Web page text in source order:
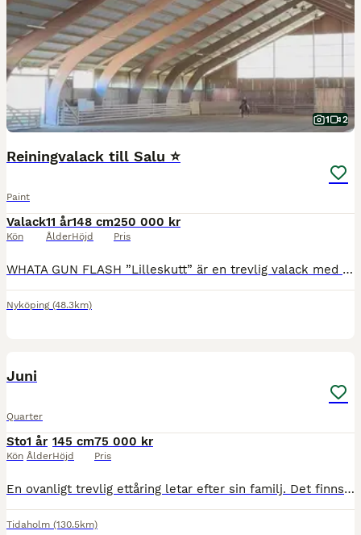
1 2
Reiningvalack till Salu ⭐️
Paint
Valack
Kön
11 år
Ålder
148 cm
Höjd
250 000 kr
Pris
WHATA GUN FLASH ”Lilleskutt” är en trevlig valack med supertalang för reining. Perfekt för dig som vill börja tävla eller lära sig reining. Han skulle även passa någon som har ambitioner att testa l
Nyköping (48.3km)
Juni
Quarter
Sto
Kön
1 år
Ålder
145 cm
Höjd
75 000 kr
Pris
En ovanligt trevlig ettåring letar efter sin familj. Det finns hur mycket som helst att berätta om Juni men man bör komma och träffa henne för att se vilken fantastisk individ hon är. Hon är efter Mee
Tidaholm (130.5km)